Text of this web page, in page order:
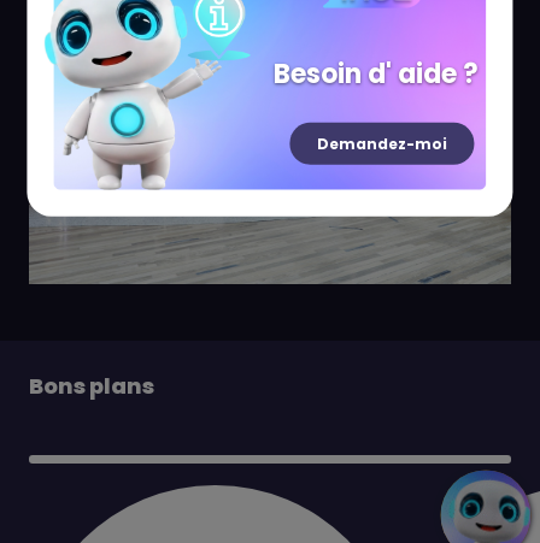
Bons plans
Besoin d' aide ?
Demandez-moi